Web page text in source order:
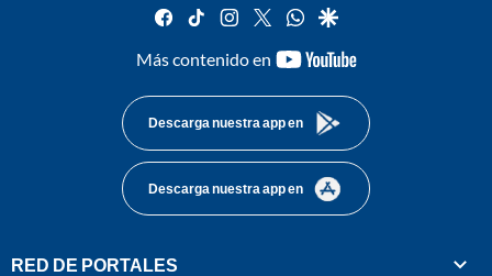
facebook
tiktok instagram
twitterwhatsapp
google
Más contenido en
youtube-
Descarga nuestra app en
Descarga nuestra app en
RED DE PORTALES